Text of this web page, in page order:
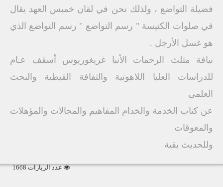
فضيلة التواضع ، ولذلك نحن في لقان خميس العهد يقال
في صلوات الكنيسة " رسم التواضع " رسم التواضع الذي
هو غسل الأرجل .
نيافة مثلث الرحمات الأنبا غريغوريوس أسقف عـام
للدراسات العليا اللاهوتية والثقافة القبطية والبحث
العلمى
عن كتاب الخدمة والخدام المفاهيم والمجالات والمؤهلات
والمعوقات
وللحديث بقية
عدد الزيارات 1668